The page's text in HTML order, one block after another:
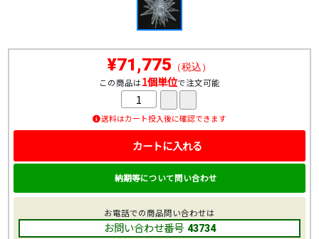
¥71,775 （税込）
この商品は1個単位で注文可能
送料はカート投入後に確認できます
カートに入れる
納期等について問い合わせ
お電話での商品問い合わせは
お問い合わせ番号 43734